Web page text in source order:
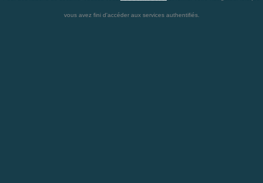
vous avez fini d'accéder aux services authentifiés.